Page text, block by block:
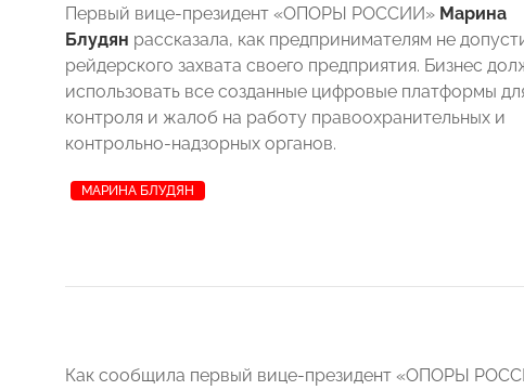
Первый вице-президент «ОПОРЫ РОССИИ» Марина
Блудян рассказала, как предпринимателям не
рейдерского захвата своего предприятия. Бизнес
использовать все созданные цифровые платформы
контроля и жалоб на работу правоохранительных и
контрольно-надзорных органов.
МАРИНА БЛУДЯН
Как сообщила первый вице-президент «ОПОРЫ